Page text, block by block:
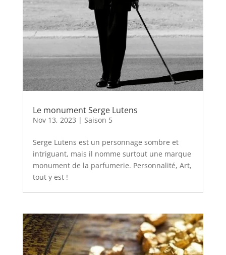
Le monument Serge Lutens
Nov 13, 2023 | Saison 5
Serge Lutens est un personnage sombre et
intriguant, mais il nomme surtout une marque
monument de la parfumerie. Personnalité, Art,
tout y est !